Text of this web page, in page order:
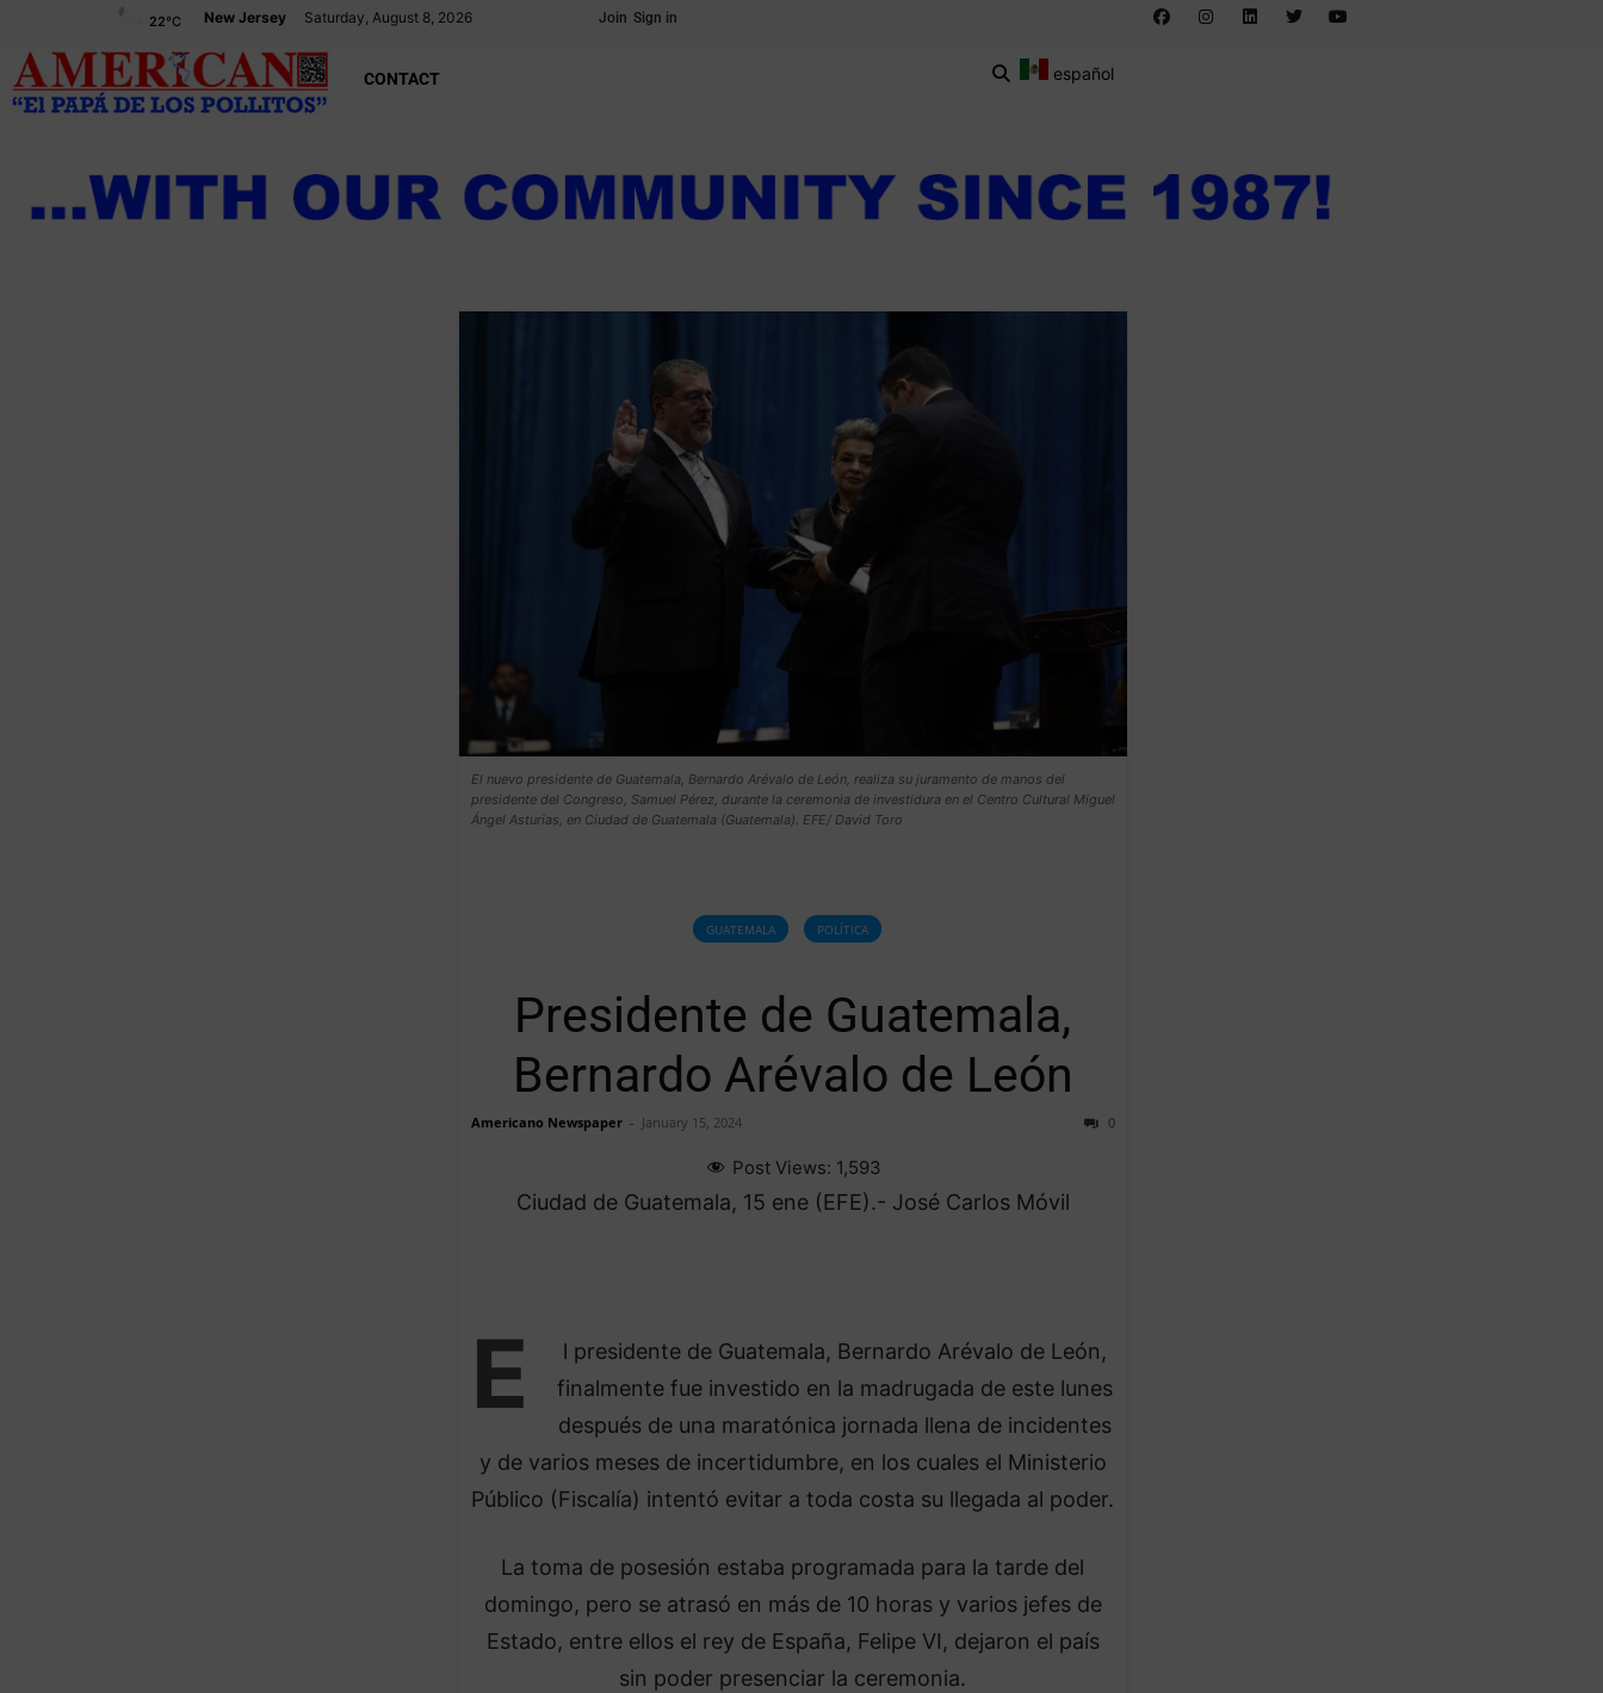
New Jersey Saturday, August 8, 2026
22°C Join Sign in
CONTACT español
El nuevo presidente de Guatemala, Bernardo Arévalo de León, realiza su juramento de manos del
presidente del Congreso, Samuel Pérez, durante la ceremonia de investidura en el Centro Cultural Miguel
Ángel Asturias, en Ciudad de Guatemala (Guatemala). EFE/ David Toro
GUATEMALA POLÍTICA
Presidente de Guatemala,
Bernardo Arévalo de León
Americano Newspaper - January 15, 2024 0
Post Views: 1,593
Ciudad de Guatemala, 15 ene (EFE).- José Carlos Móvil
E
l presidente de Guatemala, Bernardo Arévalo de León,
finalmente fue investido en la madrugada de este lunes
después de una maratónica jornada llena de incidentes
y de varios meses de incertidumbre, en los cuales el Ministerio
Público (Fiscalía) intentó evitar a toda costa su llegada al poder.
La toma de posesión estaba programada para la tarde del
domingo, pero se atrasó en más de 10 horas y varios jefes de
Estado, entre ellos el rey de España, Felipe VI, dejaron el país
sin poder presenciar la ceremonia.